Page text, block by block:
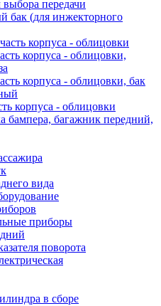
передачи
бак (для инжекторного
корпуса - облицовки
корпуса - облицовки,
корпуса - облицовки, бак
корпуса - облицовки
бампера, багажник передний,
вида
приборы
поворота
в сборе